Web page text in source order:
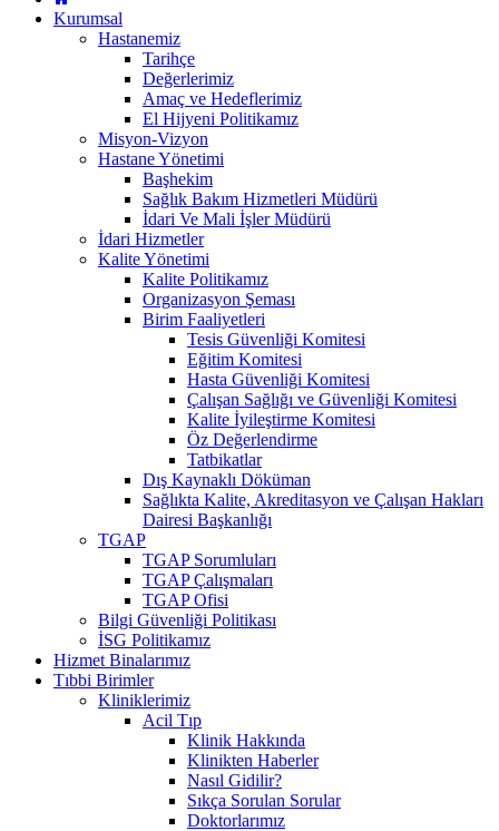
Kurumsal
Hastanemiz
Tarihçe
Değerlerimiz
Amaç ve Hedeflerimiz
El Hijyeni Politikamız
Misyon-Vizyon
Hastane Yönetimi
Başhekim
Sağlık Bakım Hizmetleri Müdürü
İdari Ve Mali İşler Müdürü
İdari Hizmetler
Kalite Yönetimi
Kalite Politikamız
Organizasyon Şeması
Birim Faaliyetleri
Tesis Güvenliği Komitesi
Eğitim Komitesi
Hasta Güvenliği Komitesi
Çalışan Sağlığı ve Güvenliği Komitesi
Kalite İyileştirme Komitesi
Öz Değerlendirme
Tatbikatlar
Dış Kaynaklı Döküman
Sağlıkta Kalite, Akreditasyon ve Çalışan Hakları
Dairesi Başkanlığı
TGAP
TGAP Sorumluları
TGAP Çalışmaları
TGAP Ofisi
Bilgi Güvenliği Politikası
İSG Politikamız
Hizmet Binalarımız
Tıbbi Birimler
Kliniklerimiz
Acil Tıp
Klinik Hakkında
Klinikten Haberler
Nasıl Gidilir?
Sıkça Sorulan Sorular
Doktorlarımız